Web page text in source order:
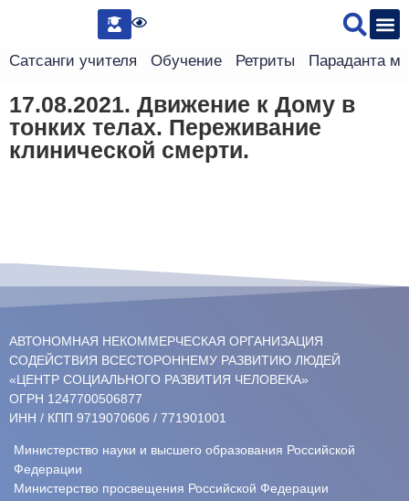
Сатсанги учителя Обучение Ретриты Параданта
17.08.2021. Движение к Дому в
тонких телах. Переживание
клинической смерти.
АВТОНОМНАЯ НЕКОММЕРЧЕСКАЯ ОРГАНИЗАЦИЯ
СОДЕЙСТВИЯ ВСЕСТОРОННЕМУ РАЗВИТИЮ ЛЮДЕЙ
«ЦЕНТР СОЦИАЛЬНОГО РАЗВИТИЯ ЧЕЛОВЕКА»
ОГРН 1247700506877
ИНН / КПП 9719070606 / 771901001
Министерство науки и высшего образования Российской
Федерации
Министерство просвещения Российской Федерации